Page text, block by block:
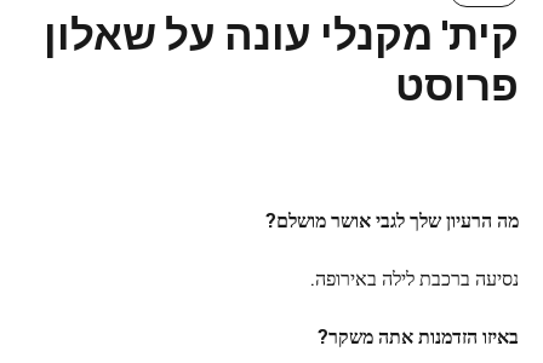
קית' מקנלי עונה על שאלון
פרוסט
מה הרעיון שלך לגבי אושר מושלם?
נסיעה ברכבת לילה באירופה.
באיזו הזדמנות אתה משקר?